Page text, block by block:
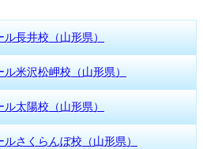
長井校（山形県）
米沢松岬校（山形県）
太陽校（山形県）
さくらんぼ校（山形県）